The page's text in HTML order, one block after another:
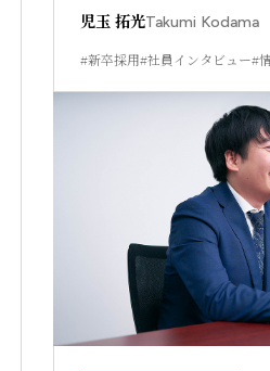
児玉 拓光Takumi Kodama
#新卒採用#社員インタビュー#